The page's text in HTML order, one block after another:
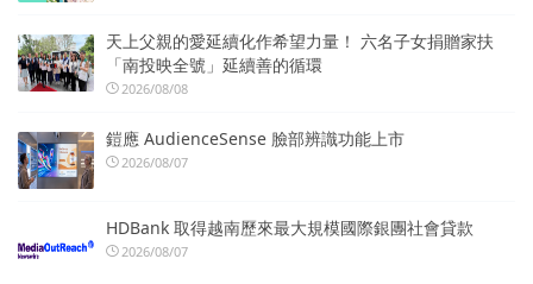
天上父親的愛延續化作希望力量！ 六名子女捐贈家扶
「南投映全號」延續善的循環
2026/08/08
鎧應 AudienceSense 臉部辨識功能上市
2026/08/07
HDBank 取得越南歷來最大規模國際銀團社會貸款
2026/08/07